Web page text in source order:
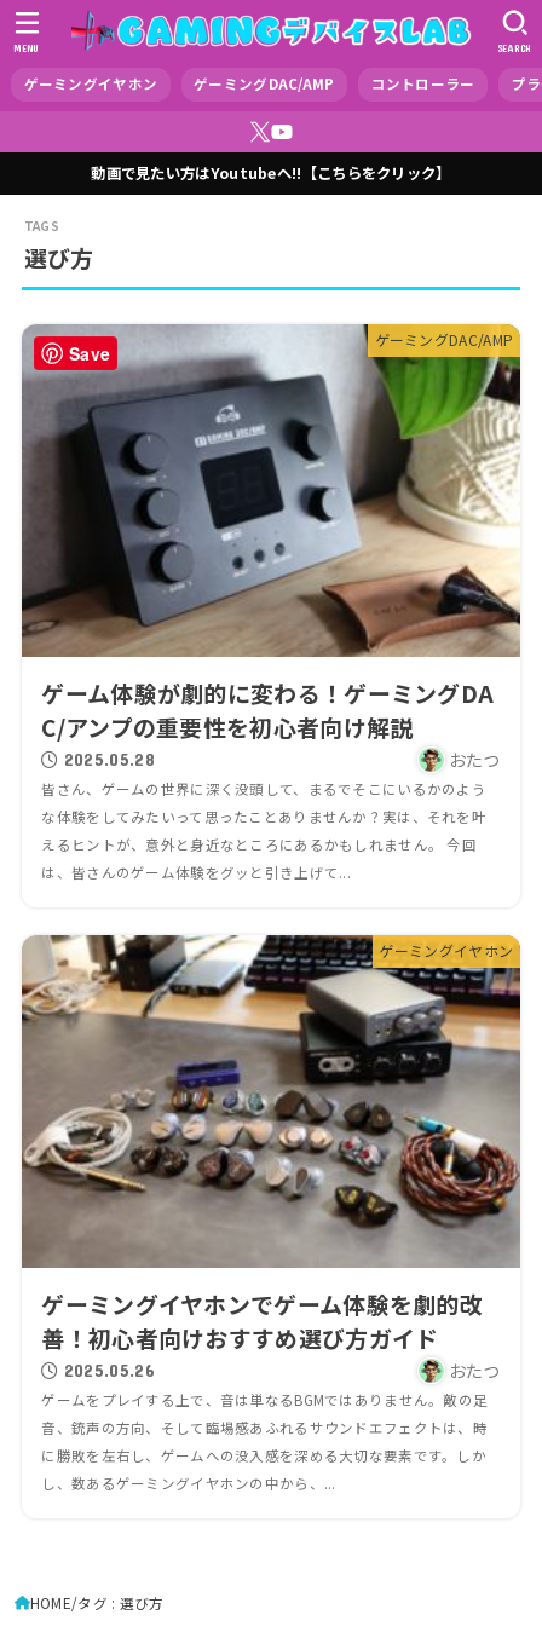
ゲーミングイヤホン ゲーミングDAC/AMP コントローラー プ
SEARCH
MENU
動画で見たい方はYoutubeへ!!【こちらをクリック】
選び方
ゲーミングDAC/AMP
ゲーム体験が劇的に変わる！ゲーミングDA
C/アンプの重要性を初心者向け解説
2025.05.28 おたつ
皆さん、ゲームの世界に深く没頭して、まるでそこにいるかのよう
な体験をしてみたいって思ったことありませんか？実は、それを叶
えるヒントが、意外と身近なところにあるかもしれません。 今回
は、皆さんのゲーム体験をグッと引き上げて...
ゲーミングイヤホン
ゲーミングイヤホンでゲーム体験を劇的改
善！初心者向けおすすめ選び方ガイド
2025.05.26 おたつ
ゲームをプレイする上で、音は単なるBGMではありません。敵の足
音、銃声の方向、そして臨場感あふれるサウンドエフェクトは、時
に勝敗を左右し、ゲームへの没入感を深める大切な要素です。しか
し、数あるゲーミングイヤホンの中から、...
HOME タグ : 選び方
Save